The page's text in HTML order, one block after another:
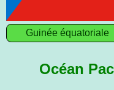
Guinée équatoriale
Océan